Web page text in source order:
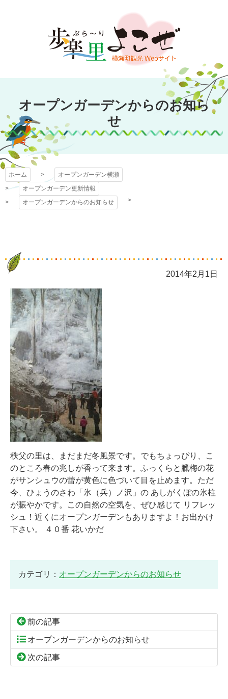
文
キ
プ
オープンガーデン
横瀬
オープンガーデンからのお知ら
せ
ホーム
オープンガーデン横瀬
オープンガーデン更新情報
オープンガーデンからのお知らせ
2014年2月1日
秩父の里は、まだまだ冬風景です。でもちょっぴり、こ
のところ春の兆しが香って来ます。ふっくらと臘梅の花
がサンシュウの蕾が黄色に色づいて目を止めます。ただ
今、ひょうのさわ「氷（兵）ノ沢」の あしがくぼの氷柱
が賑やかです。この自然の空気を、ぜひ感じて リフレッ
シュ！近くにオープンガーデンもありますよ！お出かけ
下さい。 ４０番 花いかだ
カテゴリ： オープンガーデンからのお知らせ
前の記事
オープンガーデンからのお知らせ
次の記事